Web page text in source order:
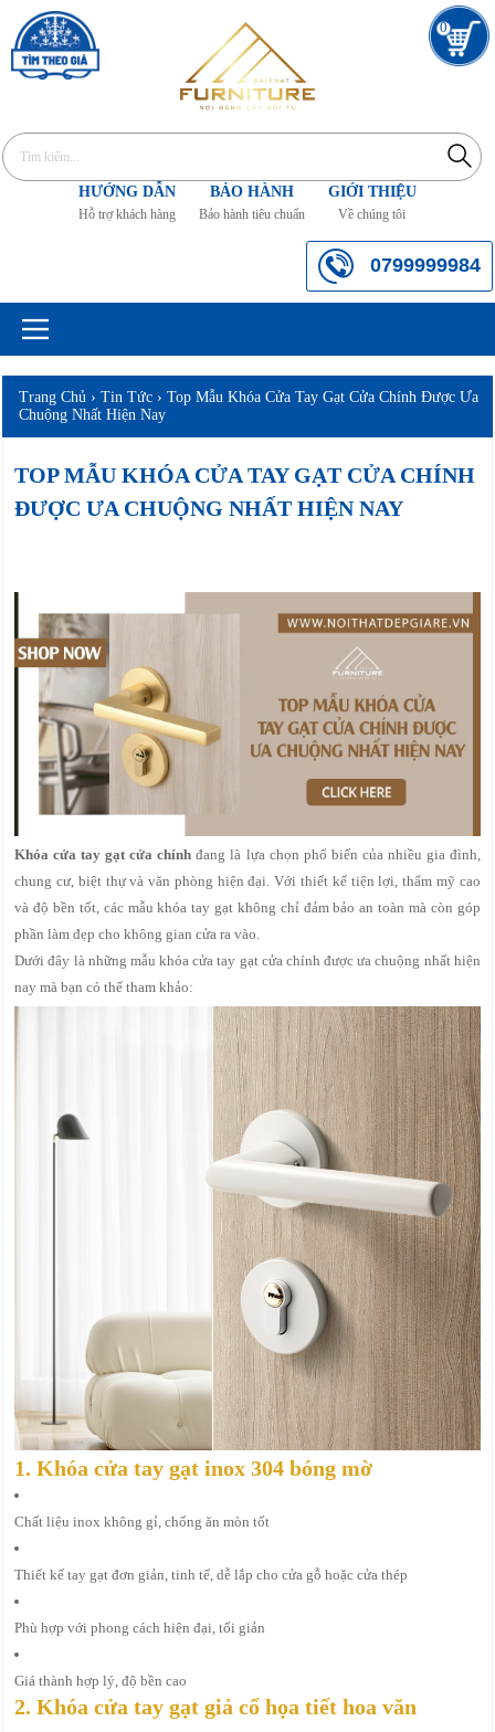
0
HƯỚNG DẪN
Hỗ trợ khách hàng
BẢO HÀNH
Bảo hành tiêu chuẩn
GIỚI THIỆU
Về chúng tôi
0799999984
Trang Chủ ›Tin Tức ›Top Mẫu Khóa Cửa Tay Gạt Cửa Chính Được Ưa
Chuộng Nhất Hiện Nay
TOP MẪU KHÓA CỬA TAY GẠT CỬA CHÍNH
ĐƯỢC ƯA CHUỘNG NHẤT HIỆN NAY
Khóa cửa tay gạt cửa chính đang là lựa chọn phổ biến của nhiều gia đình,
chung cư, biệt thự và văn phòng hiện đại. Với thiết kế tiện lợi, thẩm mỹ cao
và độ bền tốt, các mẫu khóa tay gạt không chỉ đảm bảo an toàn mà còn góp
phần làm đẹp cho không gian cửa ra vào.
Dưới đây là những mẫu khóa cửa tay gạt cửa chính được ưa chuộng nhất hiện
nay mà bạn có thể tham khảo:
1. Khóa cửa tay gạt inox 304 bóng mờ
Chất liệu inox không gỉ, chống ăn mòn tốt
Thiết kế tay gạt đơn giản, tinh tế, dễ lắp cho cửa gỗ hoặc cửa thép
Phù hợp với phong cách hiện đại, tối giản
Giá thành hợp lý, độ bền cao
2. Khóa cửa tay gạt giả cổ họa tiết hoa văn